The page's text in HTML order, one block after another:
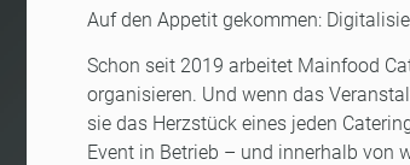
Auf den Appetit gekommen:
Schon seit 2019 arbeitet Mainfood
organisieren. Und wenn das
sie das Herzstück eines jeden
Event in Betrieb – und innerhalb von